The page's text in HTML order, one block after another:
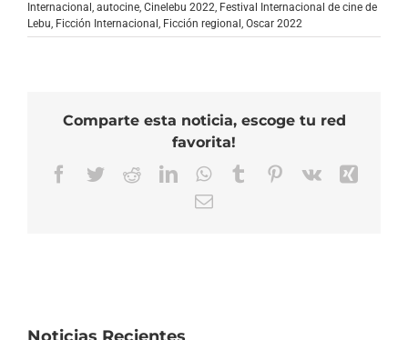
Internacional , autocine, Cinelebu 2022, Festival Internacional de cine de
Lebu, Ficción Internacional , Ficción regional , Oscar 2022
Comparte esta noticia, escoge tu red
favorita!
Facebook
TwitterRedditLinkedInWhatsApp
TumblrPinterest
Vk
Correo